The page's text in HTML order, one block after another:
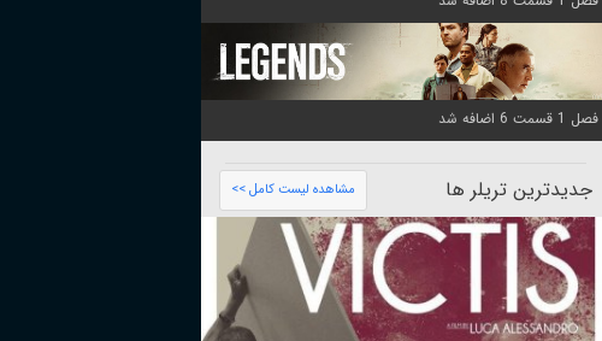
فصل 1 قسمت 6 اضافه شد
جدیدترین تریلر ها مشاهده لیست کامل >>